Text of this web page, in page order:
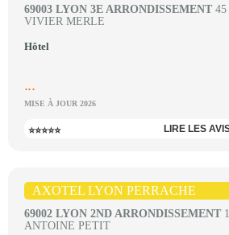
69003 LYON 3E ARRONDISSEMENT
VIVIER MERLE
Hôtel
...
MISE À JOUR 2026
⭐⭐⭐⭐⭐ LIRE LES
AXOTEL LYON PERRACHE
69002 LYON 2ND ARRONDISSEMENT
ANTOINE PETIT